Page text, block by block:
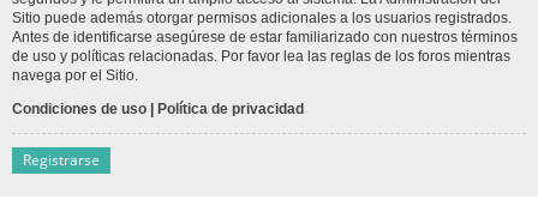
Sitio puede además otorgar permisos adicionales a los usuarios registrados.
Antes de identificarse asegúrese de estar familiarizado con nuestros términos
de uso y políticas relacionadas. Por favor lea las reglas de los foros mientras
navega por el Sitio.
Condiciones de uso | Política de privacidad
Registrarse